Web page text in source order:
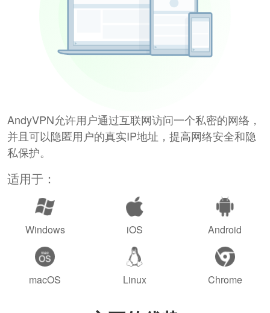
AndyVPN允许用户通过互联网访问一个私密的网络，
并且可以隐匿用户的真实IP地址，提高网络安全和隐
私保护。
适用于：
Windows iOS Android
macOS Linux Chrome